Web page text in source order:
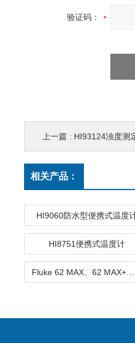
验证码：
上一篇 : HI93124浊度测
相关产品：
HI9060防水型便携式温度
HI8751便携式温度计